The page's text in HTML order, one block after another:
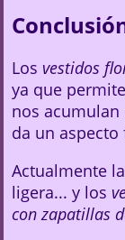
Los vestidos
ya que
nos acumulan
da un
Actualmente
ligera... y los
con zapatillas